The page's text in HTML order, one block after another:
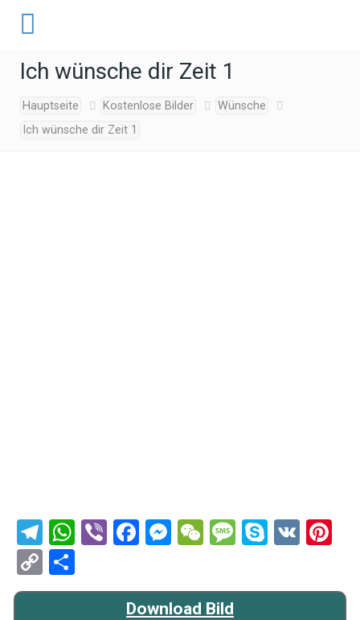
Ich wünsche dir Zeit 1
Hauptseite Kostenlose Bilder
Wünsche
Ich wünsche dir Zeit 1
Telegram
WhatsApp
ViberFacebook
Messenger
WeChat
Message
Skype
VK
Copy
Link
Download Bild